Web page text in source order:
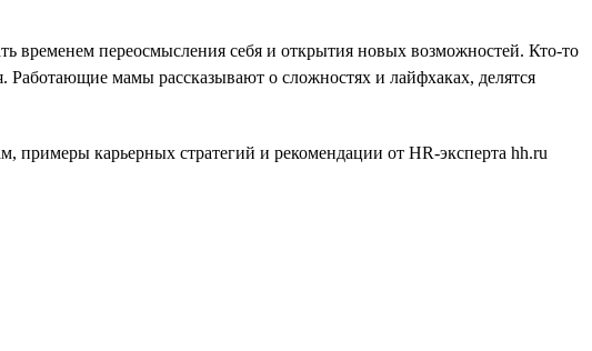
временем переосмысления себя и открытия новых возможностей. Кто-то
Работающие мамы рассказывают о сложностях и лайфхаках, делятся
примеры карьерных стратегий и рекомендации от HR-эксперта hh.ru